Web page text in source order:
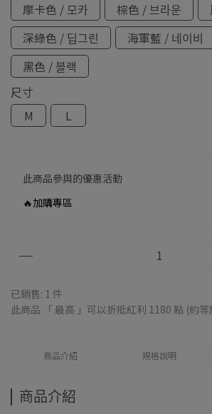
摩卡色 / 모카
棕色 / 브라운
深綠色 / 딥그린
海軍藍 / 네이비
黑色 / 블랙
尺寸
M
L
此商品參與的優惠活動
🔥加購專區
已銷售: 1 件
此商品 「 最高 」可以折抵紅利 1180 點 (約等
商品介紹 規格說明
商品介紹